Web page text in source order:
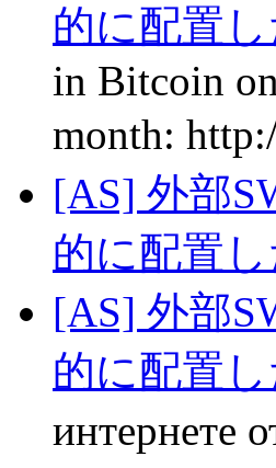
的に配置
in Вitcoin
mоnth:
[AS] 外部
的に配置
[AS] 外部
的に配置
интернете